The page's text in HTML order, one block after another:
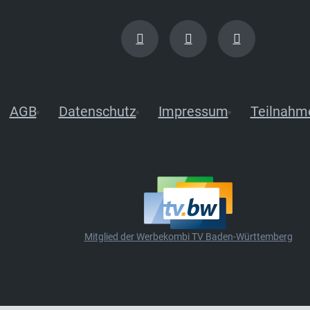
AGB Datenschutz Impressum
Mitglied der Werbekombi TV Baden-Württemberg